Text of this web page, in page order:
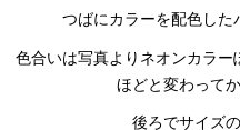
つばにカラーを配色した
色合いは写真よりネオンカラ
ほどと変わって
後ろでサイズ